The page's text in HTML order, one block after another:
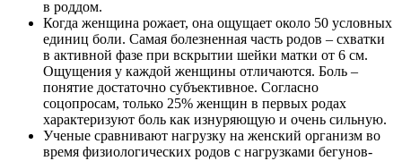
в роддом.
Когда женщина рожает, она ощущает около 50 условных
единиц боли. Самая болезненная часть родов – схватки
в активной фазе при вскрытии шейки матки от 6 см.
Ощущения у каждой женщины отличаются. Боль –
понятие достаточно субъективное. Согласно
соцопросам, только 25% женщин в первых родах
характеризуют боль как изнуряющую и очень сильную.
Ученые сравнивают нагрузку на женский организм во
время физиологических родов с нагрузками бегунов-